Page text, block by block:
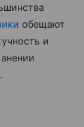
обещают
и